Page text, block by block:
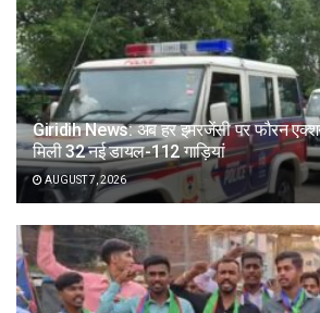
Giridih News: अब हर इमरजेंसी पर फौरन
मिली 32 नई डायल-112 गाड़ियां
AUGUST 7, 2026